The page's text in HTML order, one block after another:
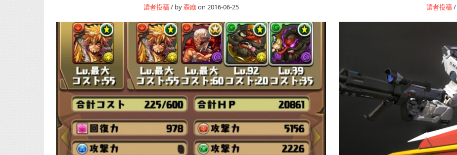
讀者投稿/ by森麻on 2016-06-25 讀者投稿/